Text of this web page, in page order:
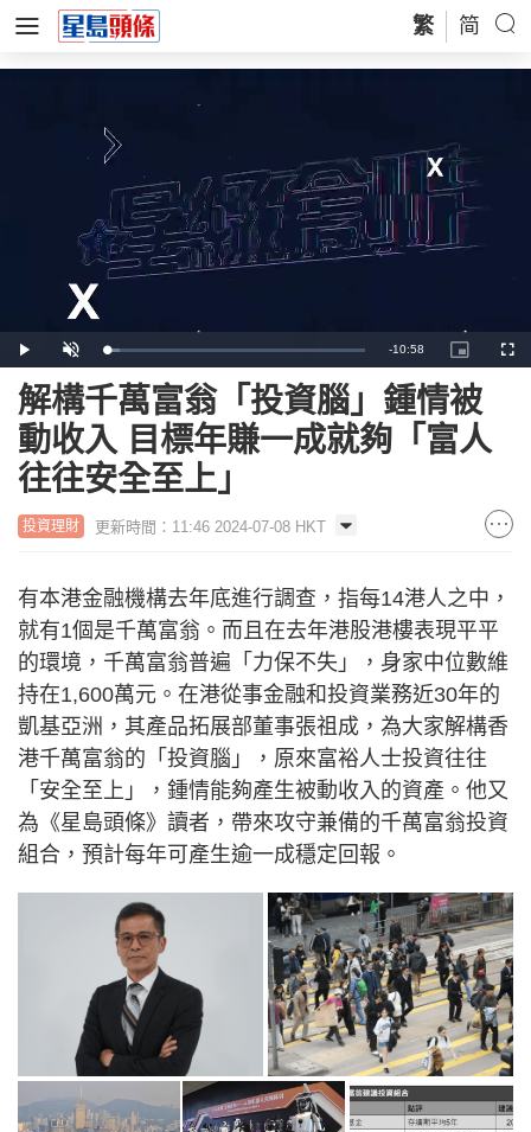
繁 简
Play UnmuteLoaded:
5.15%
Remaining
Time
-10:58
Picture-
in-
解構千萬富翁「投資腦」鍾情被
動收入 目標年賺一成就夠「富人
往往安全至上」
投資理財 更新時間：11:46 2024-07-08 HKT
有本港金融機構去年底進行調查，指每14港人之中，
就有1個是千萬富翁。而且在去年港股港樓表現平平
的環境，千萬富翁普遍「力保不失」，身家中位數維
持在1,600萬元。在港從事金融和投資業務近30年的
凱基亞洲，其產品拓展部董事張祖成，為大家解構香
港千萬富翁的「投資腦」，原來富裕人士投資往往
「安全至上」，鍾情能夠產生被動收入的資產。他又
為《星島頭條》讀者，帶來攻守兼備的千萬富翁投資
組合，預計每年可產生逾一成穩定回報。